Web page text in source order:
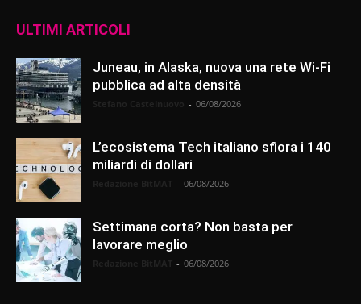
ULTIMI ARTICOLI
Juneau, in Alaska, nuova una rete Wi-Fi
pubblica ad alta densità
- 06/08/2026
L’ecosistema Tech italiano sfiora i 140
miliardi di dollari
- 06/08/2026
Settimana corta? Non basta per
lavorare meglio
- 06/08/2026